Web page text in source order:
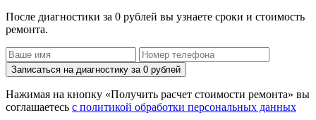
После диагностики за 0 рублей вы узнаете сроки и стоимость
ремонта.
Записаться на диагностику за 0 рублей
Нажимая на кнопку «Получить расчет стоимости ремонта» вы
соглашаетесь с политикой обработки персональных данных